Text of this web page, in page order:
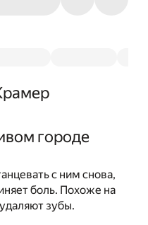
городе
с ним снова,
боль. Похоже на
зубы.